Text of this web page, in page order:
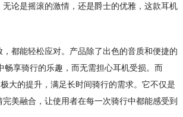
无论是摇滚的激情，还是爵士的优雅，这款耳机
都能轻松应对。产品除了出色的音质和便捷的
享骑行的乐趣，而无需担心耳机受损。而
大的提升，满足长时间骑行的需求。它不仅是
美融合，让使用者在每一次骑行中都能感受到